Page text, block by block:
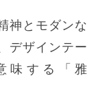
神とモダンな
デザインテー
味する「雅